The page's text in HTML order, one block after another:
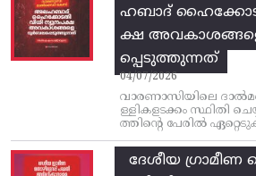
ഹബാദ്
ക്ഷ
പ്പെടുത്തുന്നത്
04/07/2026
വാരണാസിയിലെ
ള്ളികളടക്കം സ്ഥിതി
ത്തിന്റെ പേരിൽ
ദേശീയ ഗ്രാമീണ